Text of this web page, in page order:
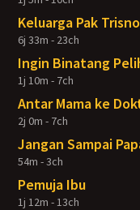
Keluarga Pak Trisno
6j 33m - 23ch
Ingin Binatang
1j 10m - 7ch
Antar Mama ke
2j 0m - 7ch
Jangan Sampai
54m - 3ch
Pemuja Ibu
1j 12m - 13ch